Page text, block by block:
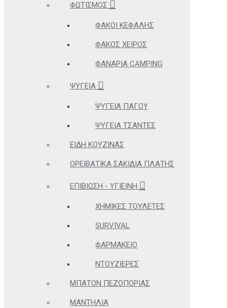
ΦΩΤΙΣΜΌΣ
ΦΑΚΟΊ ΚΕΦΑΛΉΣ
ΦΑΚΌΣ ΧΕΙΡΌΣ
ΦΑΝΆΡΙΑ CAMPING
ΨΥΓΕΊΑ
ΨΥΓΕΊΑ ΠΆΓΟΥ
ΨΥΓΕΊΑ ΤΣΆΝΤΕΣ
ΕΊΔΗ ΚΟΥΖΊΝΑΣ
ΟΡΕΙΒΑΤΙΚΆ ΣΑΚΊΔΙΑ ΠΛΆΤΗΣ
ΕΠΙΒΊΩΣΗ - ΥΓΙΕΙΝΉ
ΧΗΜΙΚΈΣ ΤΟΥΛΈΤΕΣ
SURVIVAL
ΦΑΡΜΑΚΕΊΟ
ΝΤΟΥΖΙΈΡΕΣ
ΜΠΑΤΌΝ ΠΕΖΟΠΟΡΊΑΣ
ΜΑΝΤΉΛΙΑ